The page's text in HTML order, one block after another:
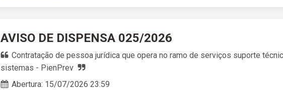
AVISO DE DISPENSA 025/2026
Contratação de pessoa jurídica que opera no ramo de serviços suporte
sistemas - PienPrev
Abertura: 15/07/2026 23:59